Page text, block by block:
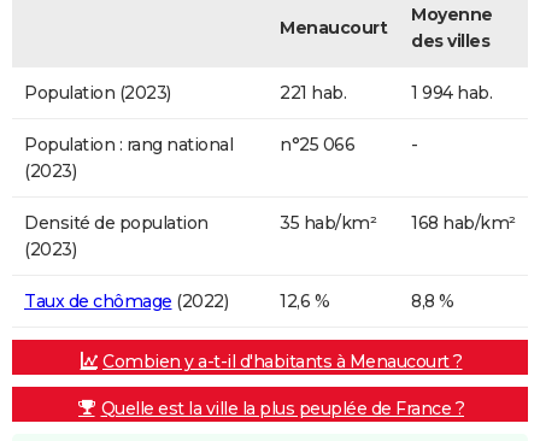
Menaucourt
Moyenne
des villes
Population (2023) 221 hab. 1 994 hab.
Population : rang national
(2023)
n°25 066 -
Densité de population
(2023)
35 hab/km² 168 hab/km²
Taux de chômage (2022) 12,6 % 8,8 %
Combien y a-t-il d'habitants à Menaucourt ?
Quelle est la ville la plus peuplée de France ?